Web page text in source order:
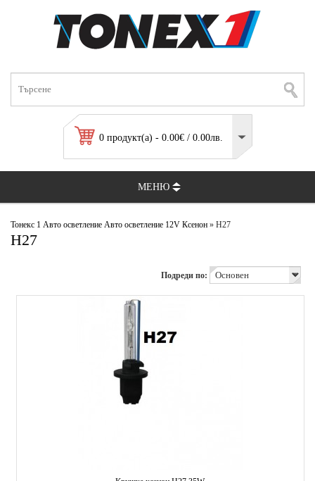
0 продукт(а) - 0.00€ / 0.00лв.
МЕНЮ
Тонекс 1 Авто осветление Авто осветление 12V Ксенон » H27
H27
Подреди по: